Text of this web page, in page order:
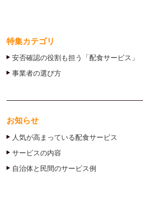
特集カテゴリ
安否確認の役割も担う「配食サービス」
事業者の選び方
お知らせ
人気が高まっている配食サービス
サービスの内容
自治体と民間のサービス例